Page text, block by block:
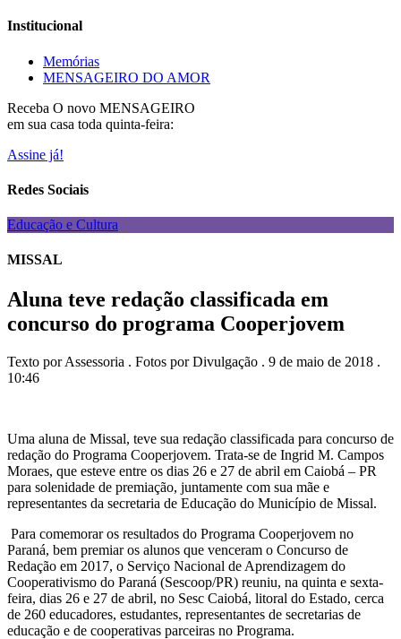
Institucional
Memórias
MENSAGEIRO DO AMOR
Receba O novo MENSAGEIRO
em sua casa toda quinta-feira:
Assine já!
Redes Sociais
Educação e Cultura
MISSAL
Aluna teve redação classificada em
concurso do programa Cooperjovem
Texto por Assessoria . Fotos por Divulgação . 9 de maio de 2018 .
10:46
Uma aluna de Missal, teve sua redação classificada para concurso de
redação do Programa Cooperjovem. Trata-se de Ingrid M. Campos
Moraes, que esteve entre os dias 26 e 27 de abril em Caiobá – PR
para solenidade de premiação, juntamente com sua mãe e
representantes da secretaria de Educação do Município de Missal.
Para comemorar os resultados do Programa Cooperjovem no
Paraná, bem premiar os alunos que venceram o Concurso de
Redação em 2017, o Serviço Nacional de Aprendizagem do
Cooperativismo do Paraná (Sescoop/PR) reuniu, na quinta e sexta-
feira, dias 26 e 27 de abril, no Sesc Caiobá, litoral do Estado, cerca
de 260 educadores, estudantes, representantes de secretarias de
educação e de cooperativas parceiras no Programa.